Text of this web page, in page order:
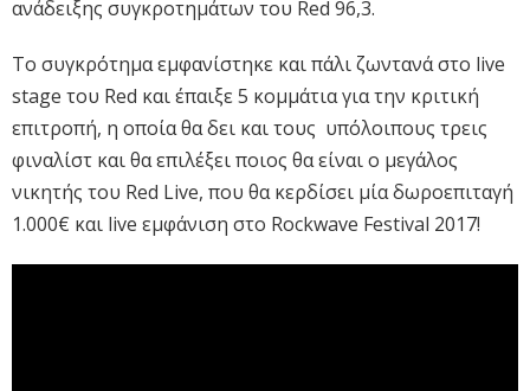
ανάδειξης συγκροτημάτων του Red 96,3.
Το συγκρότημα εμφανίστηκε και πάλι ζωντανά στο live
stage του Red και έπαιξε 5 κομμάτια για την κριτική
επιτροπή, η οποία θα δει και τους υπόλοιπους τρεις
φιναλίστ και θα επιλέξει ποιος θα είναι ο μεγάλος
νικητής του Red Live, που θα κερδίσει μία δωροεπιταγή
1.000€ και live εμφάνιση στο Rockwave Festival 2017!